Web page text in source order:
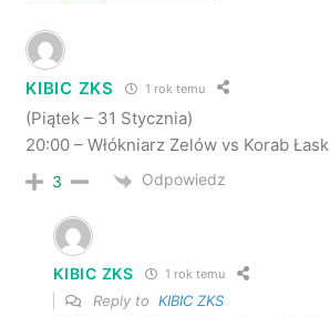
KIBIC ZKS 1 rok temu
(Piątek – 31 Stycznia)
20:00 – Włókniarz Zelów vs Korab Łask
3 Odpowiedz
KIBIC ZKS 1 rok temu
Reply toKIBIC ZKS